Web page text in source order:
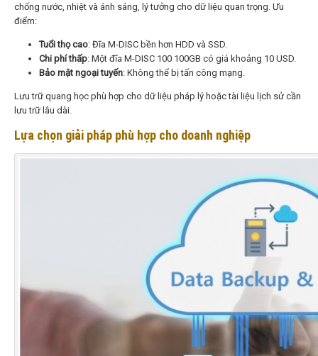
chống nước, nhiệt và ánh sáng, lý tưởng cho dữ liệu quan trọng. Ưu
điểm:
Tuổi thọ cao: Đĩa M-DISC bền hơn HDD và SSD.
Chi phí thấp: Một đĩa M-DISC 100 100GB có giá khoảng 10 USD.
Bảo mật ngoại tuyến: Không thể bị tấn công mạng.
Lưu trữ quang học phù hợp cho dữ liệu pháp lý hoặc tài liệu lịch sử cần
lưu trữ lâu dài.
Lựa chọn giải pháp phù hợp cho doanh nghiệp